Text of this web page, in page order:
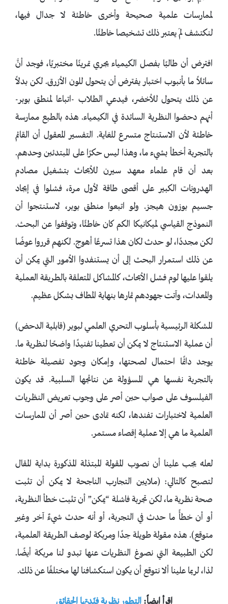
لممارسات علمية صحيحة وأخرى خاطئة لا جدال فيها،
لنكتشف لمَ يعتبر ذلك تشخيصا خاطئًا.
افترض أن طالبًا بفصل الكيمياء يجري تمرينًا مختبريًا، فوجد أنَّ
سائلاً ما بأنبوب اختبار يفترض أن يتحول للون الأزرق. لكن بدلاً
عن ذلك يتحول للأخضر، فيدعي الطلاب -اتباعا لمنطق بوبر-
أنهم دحضوا النظرية السائدة في الكيمياء. هذه بالطبع ممارسة
خاطئة لأن الاستنتاج متسرع للغاية. التفسير المعقول أن القائم
بالتجربة أخطأ بشيء ما، وهذا ليس حكرًا على المبتدئين وحدهم.
بعد أن قام علماء معهد سيرن للأبحاث بتشغيل مصادم
الهدرونات الكبير على أقصى طاقة لأول مرة، فشلوا في إيجاد
جسيم بوزون هيجز. ولو اتبعوا منطق بوبر، لاستنتجوا أن
النموذج القياسي لميكانيكا الكم كان خاطئًا، وتوقفوا عن البحث.
لكن مجددًا، لو حدث لكان هذا تسرعًا أهوج. لكنهم قرروا عوضًا
عن ذلك استمرار البحث إلى أن يستنفدوا الأمور التي يمكن أن
يلقوا عليها لوم فشل الأبحاث، كالمشاكل المتعلقة بالطريقة العملية
والمعدات، وآتت جهودهم ثمارها بنهاية المطاف بشكل عظيم.
المشكلة الرئيسية بأسلوب التحري العلمي لبوبر (قابلية الدحض)
أن عملية الاستنتاج لا يمكن أن تعطينا تفنيدًا واضحًا لنظرية ما.
يوجد دائًما احتمال لصحتها، وإمكان وجود تفصيلة خاطئة
بالتجربة نفسها هي المسؤولة عن نتائجها السلبية. قد يكون
الفيلسوف على صواب حين أصر على وجوب تعريض النظريات
العلمية لاختبارات تفندها، لكنه تمادى حين أصر أن الممارسات
العلمية ما هي إلا عملية إقصاء مستمر.
لعله يجب علينا أن نصوب المقولة المبتذلة المذكورة بداية المقال
لتصبح كالتالي: (ملايين التجارب الناجحة لا يمكن أن تثبت
صحة نظرية ما، لكن تجربة فاشلة “يمكن” أن تثبت خطأ النظرية،
أو أن خطأً ما حدث في التجربة، أو أنه حدث شيءٌ آخر وغير
متوقع). هذه مقولة طويلة جدًا ومربكة لوصف الطريقة العلمية،
لكن الطبيعة التي نصوغ النظريات عنها تبدو لنا مربكة أيضًا.
لذا، لربما علينا ألا نتوقع أن يكون استكشافنا لها مختلفًا عن ذلك.